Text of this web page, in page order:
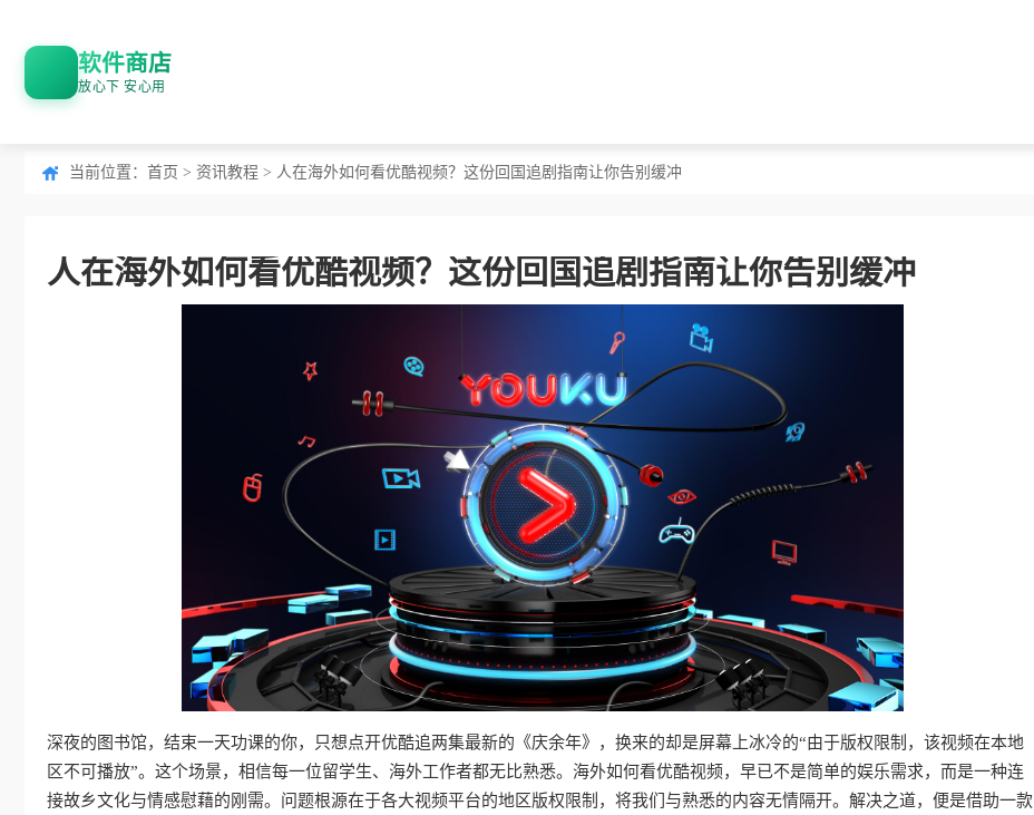
软件商店
放心下 安心用
当前位置： 首页 > 资讯教程 > 人在海外如何看优酷视频？这份回国追剧指南让你告别缓冲
人在海外如何看优酷视频？这份回国追剧指南让你告别缓冲
深夜的图书馆，结束一天功课的你，只想点开优酷追两集最新的《庆余年》，换来的却是屏幕上冰冷的“由于版权限制，该视频在本地
区不可播放”。这个场景，相信每一位留学生、海外工作者都无比熟悉。海外如何看优酷视频，早已不是简单的娱乐需求，而是一种连
接故乡文化与情感慰藉的刚需。问题根源在于各大视频平台的地区版权限制，将我们与熟悉的内容无情隔开。解决之道，便是借助一款